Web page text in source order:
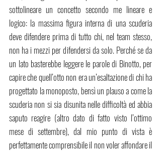
sottolineare un concetto secondo me lineare e
logico: la massima figura interna di una scuderia
deve difendere prima di tutto chi, nel team stesso,
non ha i mezzi per difendersi da solo. Perché se da
un lato basterebbe leggere le parole di Binotto, per
capire che quell’otto non era un’esaltazione di chi ha
progettato la monoposto, bensì un plauso a come la
scuderia non si sia disunita nelle difficoltà ed abbia
saputo reagire (altro dato di fatto visto l’ottimo
mese di settembre), dal mio punto di vista è
perfettamente comprensibile il non voler affondare il